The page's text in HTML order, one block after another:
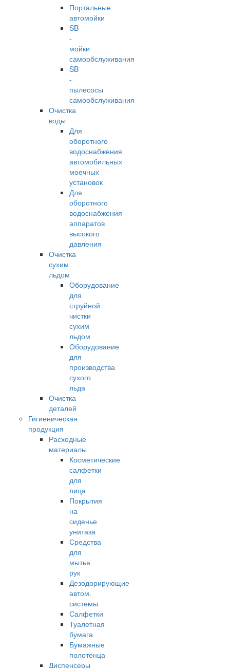
Портальные
автомойки
SB
-
мойки
самообслуживания
SB
-
пылесосы
самообслуживания
Очистка
воды
Для
оборотного
водоснабжения
автомобильных
моечных
установок
Для
оборотного
водоснабжения
аппаратов
высокого
давления
Очистка
сухим
льдом
Оборудование
для
струйной
чистки
сухим
льдом
Оборудование
для
производства
сухого
льда
Очистка
деталей
Гигиеническая
продукция
Расходные
материалы
Косметические
салфетки
для
лица
Покрытия
на
сиденье
унитаза
Средства
для
мытья
рук
Дезодорирующие
автом.
системы
Салфетки
Туалетная
бумага
Бумажные
полотенца
Диспенсеры